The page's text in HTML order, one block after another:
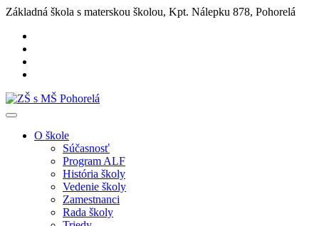
Základná škola s materskou školou, Kpt. Nálepku 878, Pohorelá
O škole
Súčasnosť
Program ALF
História školy
Vedenie školy
Zamestnanci
Rada školy